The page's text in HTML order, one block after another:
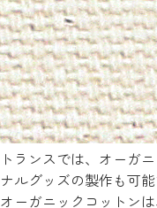
トランスでは、オーガ
ナルグッズの製作も可能
オーガニックコットン